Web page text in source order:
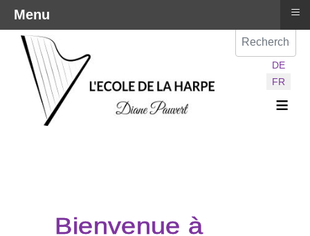
Sélectionnez
DE
FR
≡
Menu ≡